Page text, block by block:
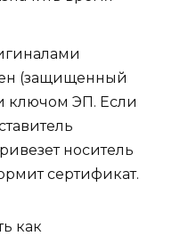
(защищенный
ключом ЭП. Если
носитель
сертификат.
как